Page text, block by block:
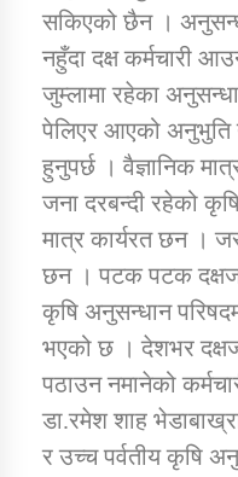
सकिएको छैन ।
नहुँदा दक्ष कर्मचारी
जुम्लामा रहेका
पेलिएर आएको अनुभुति
हुनुपर्छ । वैज्ञानिक
जना दरबन्दी रहेको
मात्र कार्यरत छन ।
छन । पटक पटक
कृषि अनुसन्धान
भएको छ । देशभर
पठाउन नमानेको
डा.रमेश शाह
र उच्च पर्वतीय कृषि